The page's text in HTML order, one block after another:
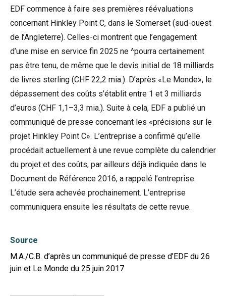
EDF commence à faire ses premières réévaluations
concernant Hinkley Point C, dans le Somerset (sud-ouest
de l’Angleterre). Celles-ci montrent que l’engagement
d’une mise en service fin 2025 ne ^pourra certainement
pas être tenu, de même que le devis initial de 18 milliards
de livres sterling (CHF 22,2 mia.). D’après «Le Monde», le
dépassement des coûts s’établit entre 1 et 3 milliards
d’euros (CHF 1,1–3,3 mia.). Suite à cela, EDF a publié un
communiqué de presse concernant les «précisions sur le
projet Hinkley Point C». L’entreprise a confirmé qu’elle
procédait actuellement à une revue complète du calendrier
du projet et des coûts, par ailleurs déjà indiquée dans le
Document de Référence 2016, a rappelé l’entreprise.
L’étude sera achevée prochainement. L’entreprise
communiquera ensuite les résultats de cette revue.
Source
M.A./C.B. d’après un communiqué de presse d’EDF du 26
juin et Le Monde du 25 juin 2017